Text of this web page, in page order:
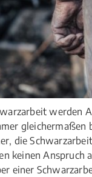
werden
gleichermaßen
die
keinen Anspruch
einer